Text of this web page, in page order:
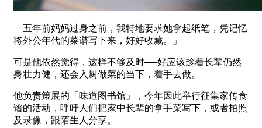
「五年前妈妈过身之前，我特地要求她拿起纸笔，凭记忆
将外公年代的菜谱写下来，好好收藏。」
可是他依然觉得，这样不够及时──好应该趁着长辈仍然
身壮力健，还会入厨做菜的当下，着手去做。
他负责策展的「味道图书馆」，今年因此举行征集家传食
谱的活动，呼吁人们把家中长辈的拿手菜写下，或者拍照
及录像，跟陌生人分享。